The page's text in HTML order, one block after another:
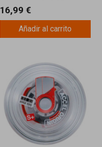
ACCEL PARA MAYOR
16,99 €
Añadir al carrito